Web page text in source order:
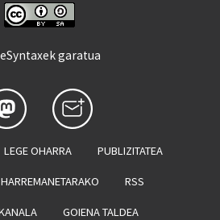
garatua
LEGE OHARRA PUBLIZITATEA
HARREMANETARAKO RSS
GOIENA TALDEA